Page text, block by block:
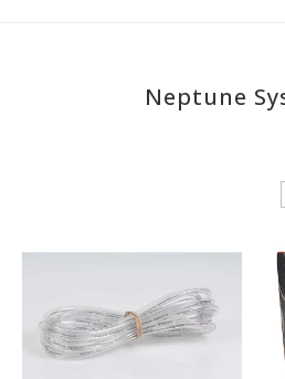
Neptune